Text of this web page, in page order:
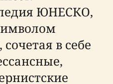
ЮНЕСКО,
в себе